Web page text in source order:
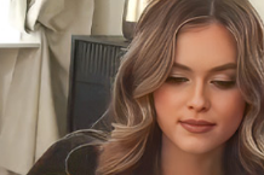
Beschreibung
für Ihre Beine. Geeignet